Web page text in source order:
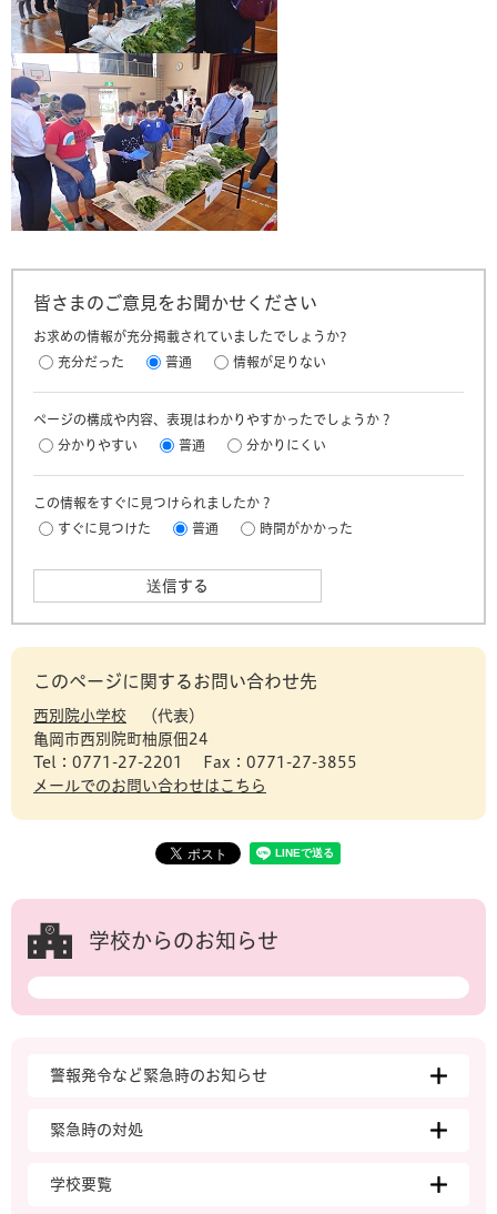
皆さまのご意見をお聞かせください
お求めの情報が充分掲載されていましたでしょうか?
充分だった
普通 情報が足りない
ページの構成や内容、表現はわかりやすかったでしょうか？
分かりやすい
普通 分かりにくい
この情報をすぐに見つけられましたか？
すぐに見つけた
普通 時間がかかった
このページに関するお問い合わせ先
西別院小学校
代表
亀岡市西別院町柚原佃24
Tel：0771-27-2201
Fax：0771-27-3855
メールでのお問い合わせはこちら
学校からのお知らせ
警報発令など緊急時のお知らせ
緊急時の対処
学校要覧